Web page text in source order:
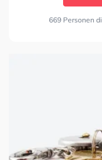
669 Personen